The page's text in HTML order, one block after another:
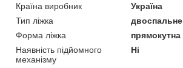
Країна виробник
Україна
Тип ліжка
двоспальне
Форма ліжка
прямокутна
Наявність підйомного
механізму
Ні